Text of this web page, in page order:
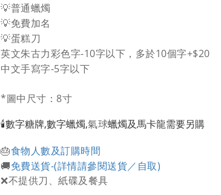
💡普通蠟燭
💡免費加名
💡蛋糕刀
英文朱古力彩色字-10字以下，多於10個字+$20
中文手寫字-5字以下
*圖中尺寸：8寸
🕯️數字糖牌,數字蠟燭,氣球蠟燭及馬卡龍需要另購
🎂食物人數及訂購時間
🚚免費送貨-(詳情請參閱送貨／自取)
❌不提供刀、紙碟及餐具